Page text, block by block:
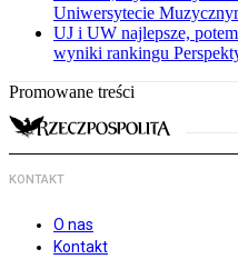
Uniwersytecie
UJ i UW najlepsze,
wyniki rankingu
Promowane treści
KONTAKT
O nas
Kontakt